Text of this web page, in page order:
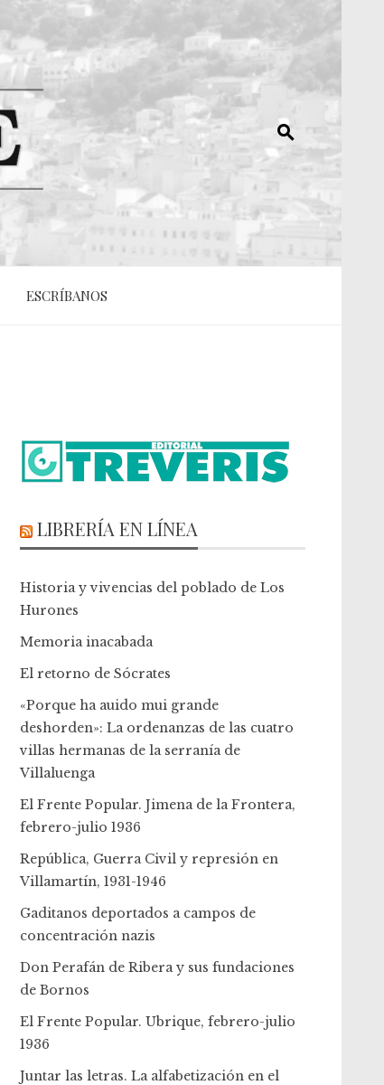
ESCRÍBANOS
LIBRERÍA EN LÍNEA
Historia y vivencias del poblado de Los
Hurones
Memoria inacabada
El retorno de Sócrates
«Porque ha auido mui grande
deshorden»: La ordenanzas de las cuatro
villas hermanas de la serranía de
Villaluenga
El Frente Popular. Jimena de la Frontera,
febrero-julio 1936
República, Guerra Civil y represión en
Villamartín, 1931-1946
Gaditanos deportados a campos de
concentración nazis
Don Perafán de Ribera y sus fundaciones
de Bornos
El Frente Popular. Ubrique, febrero-julio
1936
Juntar las letras. La alfabetización en el